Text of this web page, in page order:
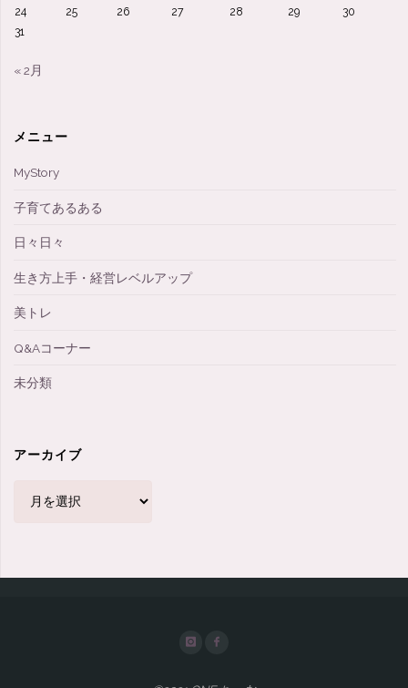
24
25 26 27 28 29
30
31
« 2月
メニュー
MyStory
子育てあるある
日々日々
生き方上手・経営レベルアップ
美トレ
Q&Aコーナー
未分類
アーカイブ
ブ